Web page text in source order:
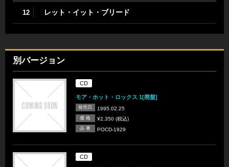
12 レット・イット・ブリード
別バージョン
CD
モア・ホット・ロックス 1[廃盤]
発売日 1995.02.25
価 格 ¥2,350 (税込)
品 番 POCD-1929
CD